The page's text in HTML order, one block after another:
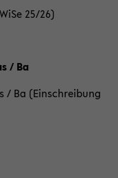
25/26)
/ Ba
/ Ba (Einschreibung